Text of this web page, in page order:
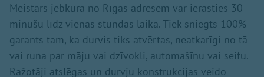
Meistars jebkurā no Rīgas adresēm var ierasties 30
minūšu līdz vienas stundas laikā. Tiek sniegts 100%
garants tam, ka durvis tiks atvērtas, neatkarīgi no tā
vai runa par māju vai dzīvokli, automašīnu vai seifu.
Ražotāji atslēgas un durvju konstrukcijas veido